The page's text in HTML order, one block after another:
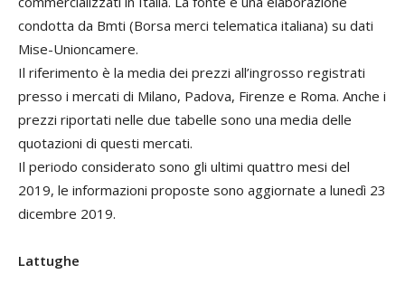
condotta da Bmti (Borsa merci telematica italiana) su dati
Mise-Unioncamere.
Il riferimento è la media dei prezzi all’ingrosso registrati
presso i mercati di Milano, Padova, Firenze e Roma. Anche i
prezzi riportati nelle due tabelle sono una media delle
quotazioni di questi mercati.
Il periodo considerato sono gli ultimi quattro mesi del
2019, le informazioni proposte sono aggiornate a lunedì 23
dicembre 2019.
Lattughe